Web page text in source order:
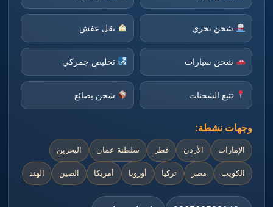
شحن بحري نقل عفش
شحن سيارات تخليص جمركي
تتبع الشحنات شحن بضائع
وجهات نشطة:
الإمارات الأردن قطر سلطنة عمان البحرين
الكويت مصر تركيا أوروبا أمريكا الصين الهند